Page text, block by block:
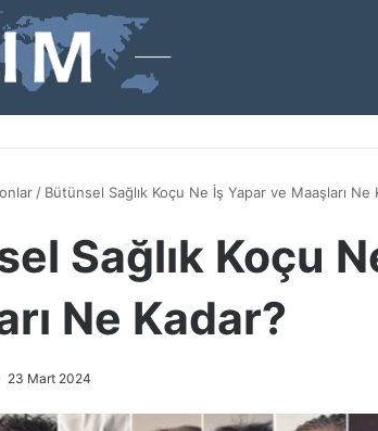
/ Bütünsel Sağlık Koçu Ne İş Yapar ve Maaşları Ne
Sağlık Koçu
Ne Kadar?
23 Mart 2024